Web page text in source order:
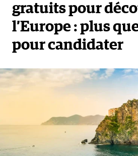
gratuits pour
l’Europe : plus
pour candidater